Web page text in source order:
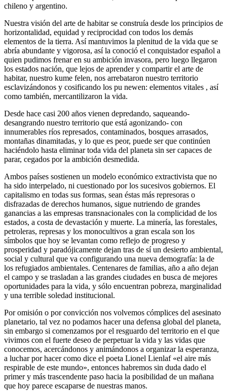
chileno y argentino.
Nuestra visión del arte de habitar se construía desde los principios de
horizontalidad, equidad y reciprocidad con todos los demás
elementos de la tierra. Así mantuvimos la plenitud de la vida que se
abría abundante y vigorosa, así la conoció el conquistador español a
quien pudimos frenar en su ambición invasora, pero luego llegaron
los estados nación, que lejos de aprender y compartir el arte de
habitar, nuestro kume felen, nos arrebataron nuestro territorio
esclavizándonos y cosificando los pu newen: elementos vitales , así
como también, mercantilizaron la vida.
Desde hace casi 200 años vienen depredando, saqueando-
desangrando nuestro territorio que está agonizando- con
innumerables ríos represados, contaminados, bosques arrasados,
montañas dinamitadas, y lo que es peor, puede ser que continúen
haciéndolo hasta eliminar toda vida del planeta sin ser capaces de
parar, cegados por la ambición desmedida.
Ambos países sostienen un modelo económico extractivista que no
ha sido interpelado, ni cuestionado por los sucesivos gobiernos. El
capitalismo en todas sus formas, sean éstas más represoras o
disfrazadas de derechos humanos, sigue nutriendo de grandes
ganancias a las empresas transnacionales con la complicidad de los
estados, a costa de devastación y muerte. La minería, las forestales,
petroleras, represas y los monocultivos a gran escala son los
símbolos que hoy se levantan como reflejo de progreso y
prosperidad y paradójicamente dejan tras de sí un desierto ambiental,
social y cultural que va configurando una nueva demografía: la de
los refugiados ambientales. Centenares de familias, año a año dejan
el campo y se trasladan a las grandes ciudades en busca de mejores
oportunidades para la vida, y sólo encuentran pobreza, marginalidad
y una terrible soledad institucional.
Por omisión o por convicción nos volvemos cómplices del asesinato
planetario, tal vez no podamos hacer una defensa global del planeta,
sin embargo si comenzamos por el resguardo del territorio en el que
vivimos con el fuerte deseo de perpetuar la vida y las vidas que
conocemos, acercándonos y animándonos a organizar la esperanza,
a luchar por hacer como dice el poeta Lionel Lienlaf «el aire más
respirable de este mundo», entonces habremos sin duda dado el
primer y más trascendente paso hacia la posibilidad de un mañana
que hoy parece escaparse de nuestras manos.